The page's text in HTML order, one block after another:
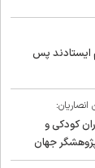
پس
کودکی و
جهان